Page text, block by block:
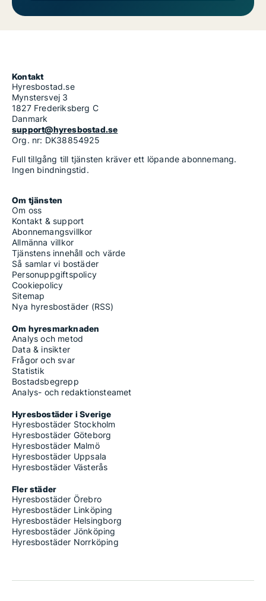
Kontakt
Hyresbostad.se
Mynstersvej 3
1827 Frederiksberg C
Danmark
support@hyresbostad.se
Org. nr: DK38854925
Full tillgång till tjänsten kräver ett löpande abonnemang.
Ingen bindningstid.
Om tjänsten
Om oss
Kontakt & support
Abonnemangsvillkor
Allmänna villkor
Tjänstens innehåll och värde
Så samlar vi bostäder
Personuppgiftspolicy
Cookiepolicy
Sitemap
Nya hyresbostäder (RSS)
Om hyresmarknaden
Analys och metod
Data & insikter
Frågor och svar
Statistik
Bostadsbegrepp
Analys- och redaktionsteamet
Hyresbostäder i Sverige
Hyresbostäder Stockholm
Hyresbostäder Göteborg
Hyresbostäder Malmö
Hyresbostäder Uppsala
Hyresbostäder Västerås
Fler städer
Hyresbostäder Örebro
Hyresbostäder Linköping
Hyresbostäder Helsingborg
Hyresbostäder Jönköping
Hyresbostäder Norrköping